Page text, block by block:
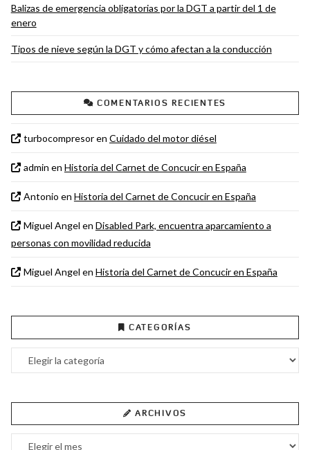
Balizas de emergencia obligatorias por la DGT a partir del 1 de
enero
Tipos de nieve según la DGT y cómo afectan a la conducción
COMENTARIOS RECIENTES
turbocompresoren Cuidado del motor diésel
admin en Historia del Carnet de Concucir en España
Antonio en Historia del Carnet de Concucir en España
Miguel Angel en Disabled Park, encuentra aparcamiento a
personas con movilidad reducida
Miguel Angel en Historia del Carnet de Concucir en España
CATEGORÍAS
Categorías
ARCHIVOS
Archivos